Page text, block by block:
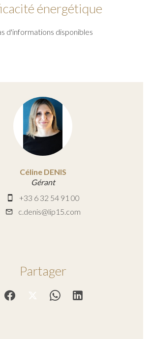
énergétique
d'informations disponibles
Céline DENIS
Gérant
+33 6 32 54 91 00
c.denis@lip15.com
Partager